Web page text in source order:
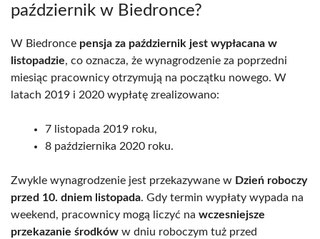
październik w Biedronce?
W Biedronce pensja za październik jest wypłacana w
listopadzie, co oznacza, że wynagrodzenie za poprzedni
miesiąc pracownicy otrzymują na początku nowego. W
latach 2019 i 2020 wypłatę zrealizowano:
7 listopada 2019 roku,
8 października 2020 roku.
Zwykle wynagrodzenie jest przekazywane w Dzień roboczy
przed 10. dniem listopada. Gdy termin wypłaty wypada na
weekend, pracownicy mogą liczyć na wczesniejsze
przekazanie środków w dniu roboczym tuż przed